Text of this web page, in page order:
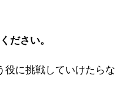
さい。
役に挑戦していけたらな